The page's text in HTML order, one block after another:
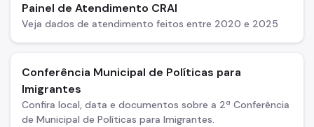
Painel de Atendimento CRAI
Veja dados de atendimento feitos entre 2020 e 2025
Conferência Municipal de Políticas para
Imigrantes
Confira local, data e documentos sobre a 2ª Conferência
de Municipal de Políticas para Imigrantes.